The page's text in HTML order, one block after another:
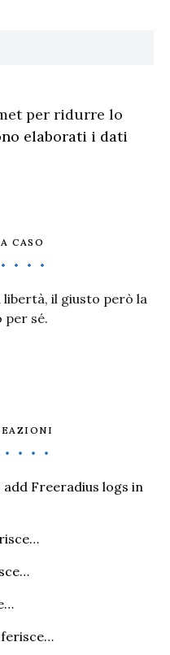
per ridurre lo
elaborati i dati
CASO
libertà, il giusto però la
per sé.
Freeradius logs in
ferisce…